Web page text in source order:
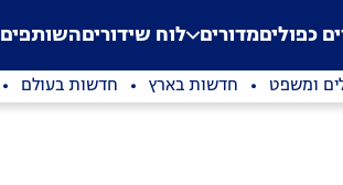
Application error: a
. כפוליםמדורים לוח שידוריםהשותפים
ומשפט חדשות בארץ חדשות בעולם